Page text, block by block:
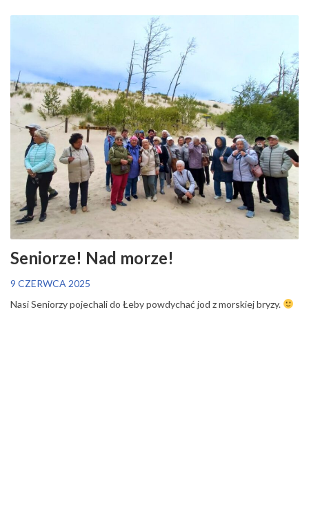
Seniorze! Nad morze!
9 CZERWCA 2025
Nasi Seniorzy pojechali do Łeby powdychać jod z morskiej bryzy.